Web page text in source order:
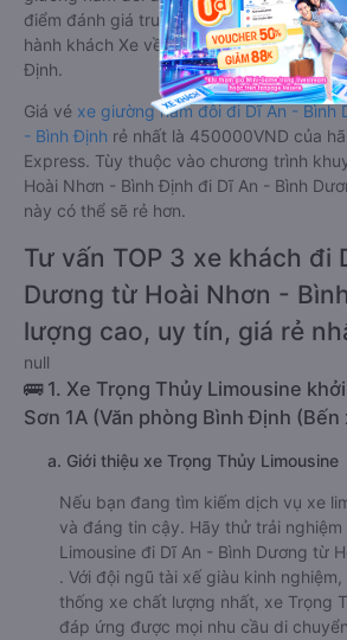
điểm đánh giá trung bình từ 4.3/5 dựa
hành khách Xe về Dĩ An - Bình Dương từ
Định.
Giá vé xe giường nằm đôi đi Dĩ An - Bình
- Bình Định rẻ nhất là 450000VND của
Express. Tùy thuộc vào chương trình
Hoài Nhơn - Bình Định đi Dĩ An - Bình
này có thể sẽ rẻ hơn.
Tư vấn TOP 3 xe khách đi
Dương từ Hoài Nhơn -
lượng cao, uy tín, giá rẻ
null
🚌 1. Xe Trọng Thủy Limousine
Sơn 1A (Văn phòng Bình Định (Bến
a. Giới thiệu xe Trọng Thủy Limousine
Nếu bạn đang tìm kiếm dịch vụ xe
và đáng tin cậy. Hãy thử trải
Limousine đi Dĩ An - Bình Dương từ
. Với đội ngũ tài xế giàu kinh
thống xe chất lượng nhất, xe Trọng
đáp ứng được mọi nhu cầu di